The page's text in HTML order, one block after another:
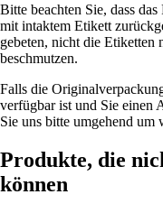
Bitte beachten Sie, dass
mit intaktem Etikett
gebeten, nicht die Etiketten
beschmutzen.
Falls die
verfügbar ist und Sie einen
Sie uns bitte umgehend um
Produkte, die
können